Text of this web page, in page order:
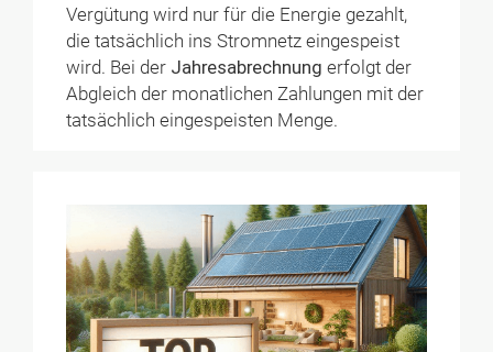
Vergütung wird nur für die Energie gezahlt,
die tatsächlich ins Stromnetz eingespeist
wird. Bei der Jahresabrechnung erfolgt der
Abgleich der monatlichen Zahlungen mit der
tatsächlich eingespeisten Menge.